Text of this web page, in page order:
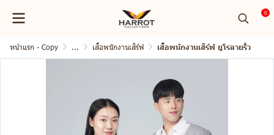
0
หน้าแรก - Copy ... เสื้อพนักงานเสิร์ฟ เสื้อพนักงานเสิร์ฟ ยูโรลายริ้ว